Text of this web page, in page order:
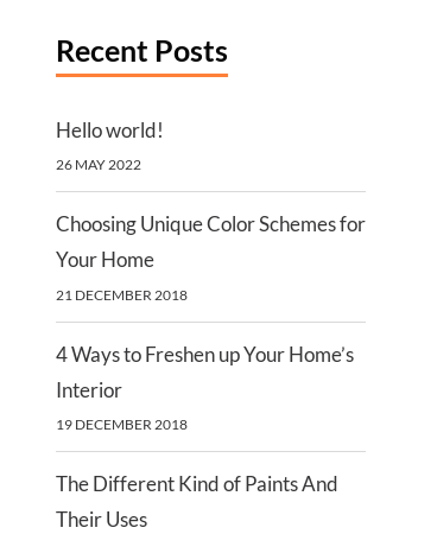
Recent Posts
Hello world!
26 MAY 2022
Choosing Unique Color Schemes for
Your Home
21 DECEMBER 2018
4 Ways to Freshen up Your Home’s
Interior
19 DECEMBER 2018
The Different Kind of Paints And
Their Uses